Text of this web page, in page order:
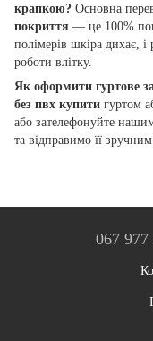
крапкою? Основна
покриття — це 100%
полімерів шкіра дихає, і
роботи влітку.
Як оформити гуртове
без пвх купити гуртом
або зателефонуйте
та відправимо її
067 977